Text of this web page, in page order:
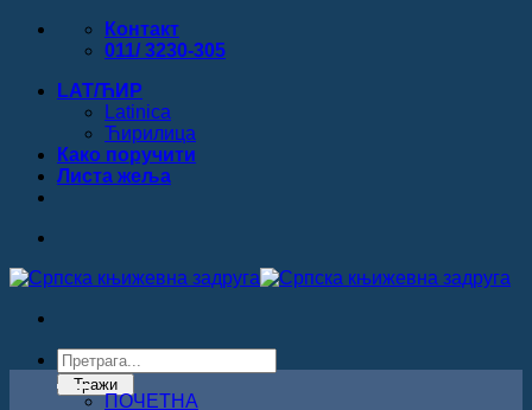
Прескочи
Контакт
011/ 3230-305
LAT/ЋИР
Latinica
Ћирилица
Како поручити
Листa жеља
Products
search
Тражи
ПОЧЕТНА